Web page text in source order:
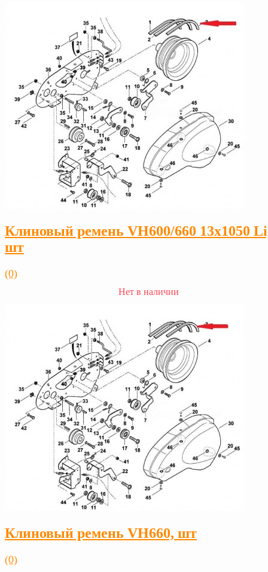
Клиновый ремень VH600/660 13х1050
шт
(0)
Нет в наличии
Клиновый ремень VH660, шт
(0)